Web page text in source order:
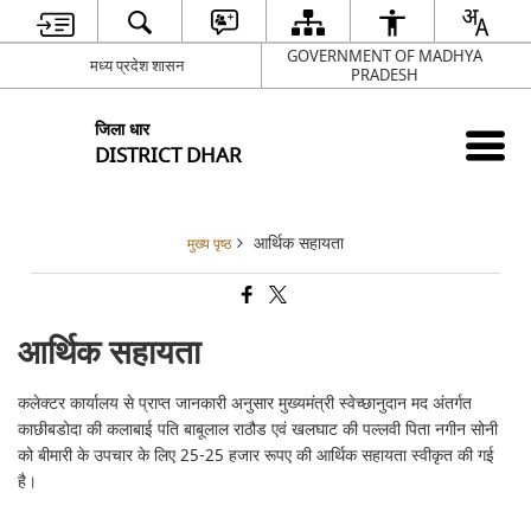
मध्य प्रदेश शासन
GOVERNMENT OF MADHYA
PRADESH
जिला धार
DISTRICT DHAR
मुख्य पृष्ठ आर्थिक सहायता
आर्थिक सहायता
कलेक्टर कार्यालय से प्राप्त जानकारी अनुसार मुख्यमंत्री स्वेच्छानुदान मद अंतर्गत
काछीबडोदा की कलाबाई पति बाबूलाल राठौड एवं खलघाट की पल्लवी पिता नगीन सोनी
को बीमारी के उपचार के लिए 25-25 हजार रूपए की आर्थिक सहायता स्वीकृत की गई
है।